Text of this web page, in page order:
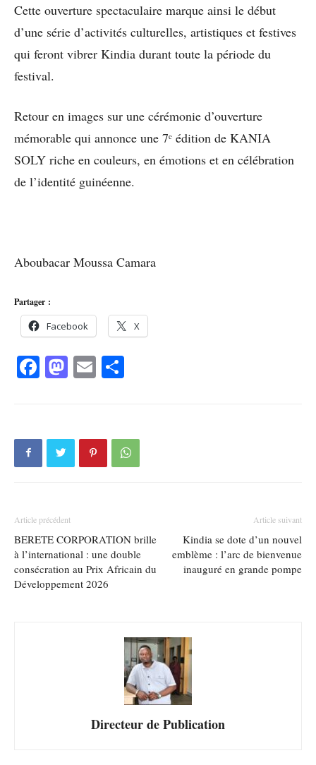
Cette ouverture spectaculaire marque ainsi le début
d’une série d’activités culturelles, artistiques et festives
qui feront vibrer Kindia durant toute la période du
festival.
Retour en images sur une cérémonie d’ouverture
mémorable qui annonce une 7ᵉ édition de KANIA
SOLY riche en couleurs, en émotions et en célébration
de l’identité guinéenne.
Aboubacar Moussa Camara
Partager :
Facebook X
Facebook
Mastodon
Email
Article précédent
BERETE CORPORATION brille
à l’international : une double
consécration au Prix Africain du
Développement 2026
Article suivant
Kindia se dote d’un nouvel
emblème : l’arc de bienvenue
inauguré en grande pompe
Directeur de Publication